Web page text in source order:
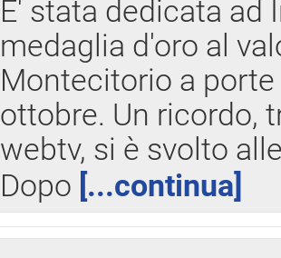
E' stata dedicata ad
medaglia d'oro al
Montecitorio a
ottobre. Un ricordo,
webtv, si è svolto
Dopo [...continua]